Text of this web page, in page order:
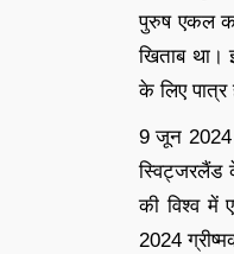
पुरुष एकल
खिताब था।
के लिए पात्र
9 जून 2024
स्विट्जरलैंड
की विश्व में
2024